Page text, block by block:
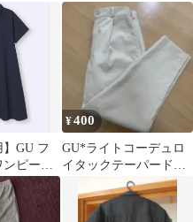
】GU フ
ピース
¥400
GU*ライトコーデュロ
イタックテーパードパ